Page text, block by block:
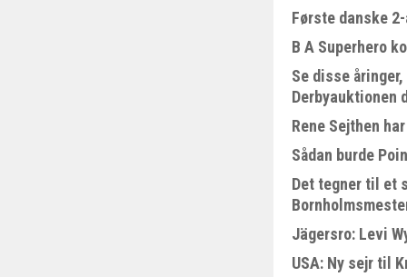
Første danske
B A Superhero
Se disse
Derbyauktionen
Rene Sejthen
Sådan burde
Det tegner til et
Jägersro: Levi
USA: Ny sejr til